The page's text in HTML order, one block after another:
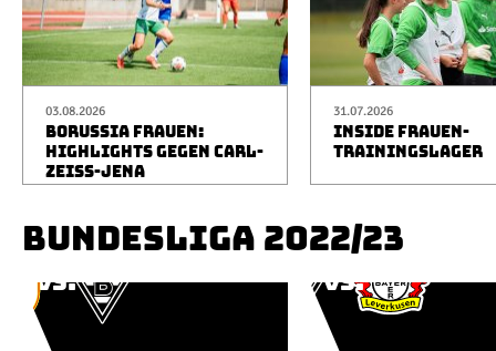
03.08.2026
BORUSSIA FRAUEN:
HIGHLIGHTS GEGEN CARL-
ZEISS-JENA
31.07.2026
INSIDE FRAUEN-
TRAININGSLAGER
BUNDESLIGA 2022/23